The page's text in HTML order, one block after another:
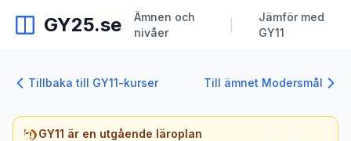
GY25.se
Ämnen och
nivåer
Jämför med
GY11
Tillbaka till GY11-kurser Till ämnet Modersmål
GY11 är en utgående läroplan